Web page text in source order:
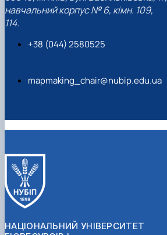
навчальний корпус № 6, кімн. 109,
114.
+38 (044) 2580525
mapmaking_chair@nubip.edu.ua
НАЦІОНАЛЬНИЙ УНІВЕРСИТЕТ